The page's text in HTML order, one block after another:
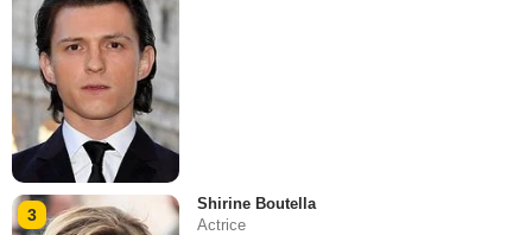
3
Shirine Boutella
Actrice